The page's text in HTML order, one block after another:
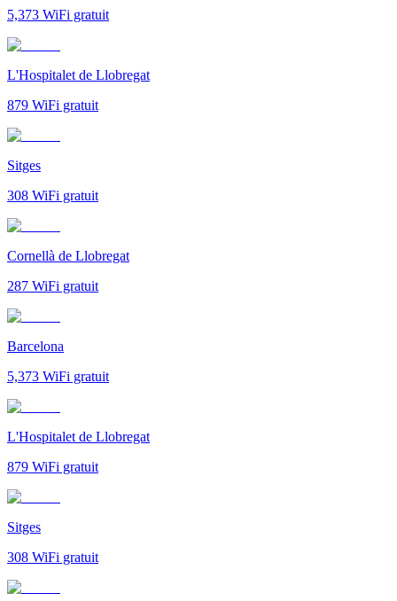
5,373 WiFi gratuit
L'Hospitalet de Llobregat
879 WiFi gratuit
Sitges
308 WiFi gratuit
Cornellà de Llobregat
287 WiFi gratuit
Barcelona
5,373 WiFi gratuit
L'Hospitalet de Llobregat
879 WiFi gratuit
Sitges
308 WiFi gratuit